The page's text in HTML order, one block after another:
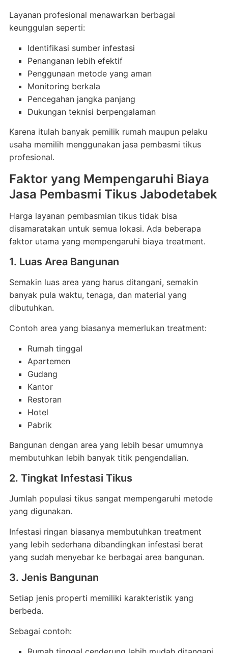
Layanan profesional menawarkan berbagai
keunggulan seperti:
Identifikasi sumber infestasi
Penanganan lebih efektif
Penggunaan metode yang aman
Monitoring berkala
Pencegahan jangka panjang
Dukungan teknisi berpengalaman
Karena itulah banyak pemilik rumah maupun pelaku
usaha memilih menggunakan jasa pembasmi tikus
profesional.
Faktor yang Mempengaruhi Biaya
Jasa Pembasmi Tikus Jabodetabek
Harga layanan pembasmian tikus tidak bisa
disamaratakan untuk semua lokasi. Ada beberapa
faktor utama yang mempengaruhi biaya treatment.
1. Luas Area Bangunan
Semakin luas area yang harus ditangani, semakin
banyak pula waktu, tenaga, dan material yang
dibutuhkan.
Contoh area yang biasanya memerlukan treatment:
Rumah tinggal
Apartemen
Gudang
Kantor
Restoran
Hotel
Pabrik
Bangunan dengan area yang lebih besar umumnya
membutuhkan lebih banyak titik pengendalian.
2. Tingkat Infestasi Tikus
Jumlah populasi tikus sangat mempengaruhi metode
yang digunakan.
Infestasi ringan biasanya membutuhkan treatment
yang lebih sederhana dibandingkan infestasi berat
yang sudah menyebar ke berbagai area bangunan.
3. Jenis Bangunan
Setiap jenis properti memiliki karakteristik yang
berbeda.
Sebagai contoh: